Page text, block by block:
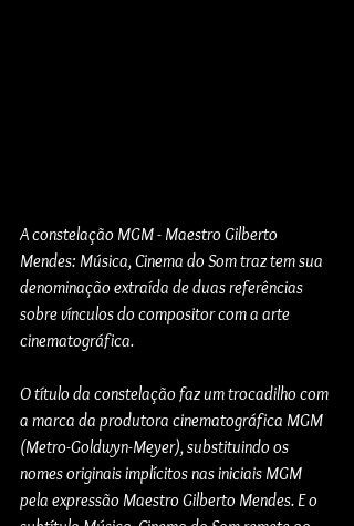
A constelação MGM - Maestro Gilberto
Mendes: Música, Cinema do Som traz tem sua
denominação extraída de duas referências
sobre vínculos do compositor com a arte
cinematográfica.
O título da constelação faz um trocadilho com
a marca da produtora cinematográfica MGM
(Metro-Goldwyn-Meyer), substituindo os
nomes originais implícitos nas iniciais MGM
pela expressão Maestro Gilberto Mendes. E o